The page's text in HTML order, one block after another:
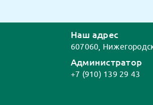
Наш адрес
607060,
Администратор
+7 (910) 139 29 43